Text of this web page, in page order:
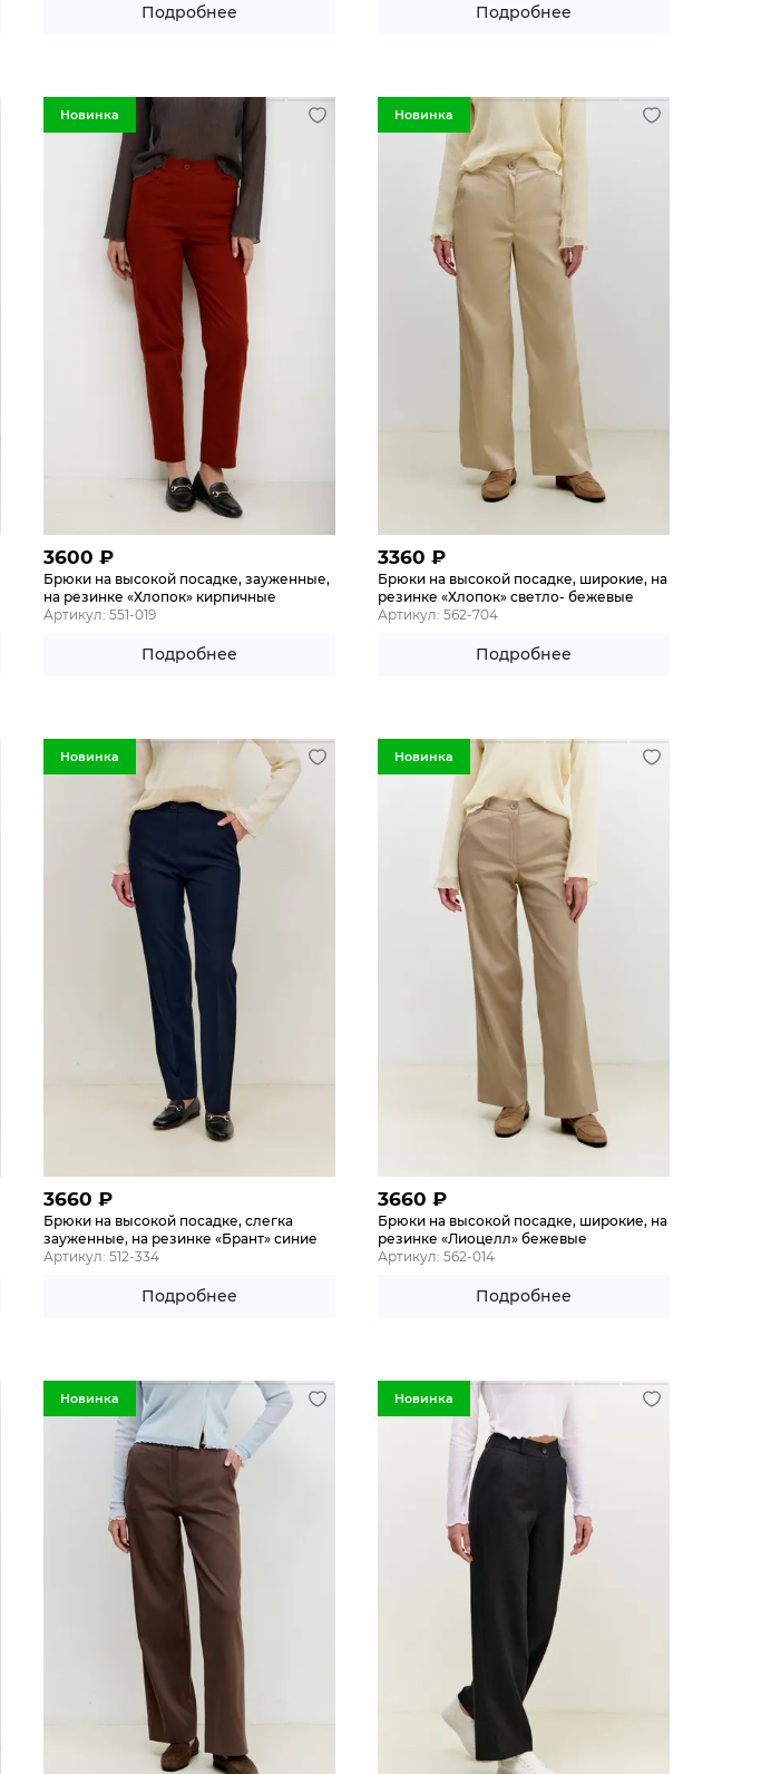
Подробнее Подробнее
Новинка
3600 ₽
Брюки на высокой посадке, зауженные,
на резинке «Хлопок» кирпичные
Артикул: 551-019
Подробнее
Новинка
3360 ₽
Брюки на высокой посадке, широкие, на
резинке «Хлопок» светло- бежевые
Артикул: 562-704
Подробнее
Новинка
3660 ₽
Брюки на высокой посадке, слегка
зауженные, на резинке «Брант» синие
Артикул: 512-334
Подробнее
Новинка
3660 ₽
Брюки на высокой посадке, широкие, на
резинке «Лиоцелл» бежевые
Артикул: 562-014
Подробнее
Новинка Новинка